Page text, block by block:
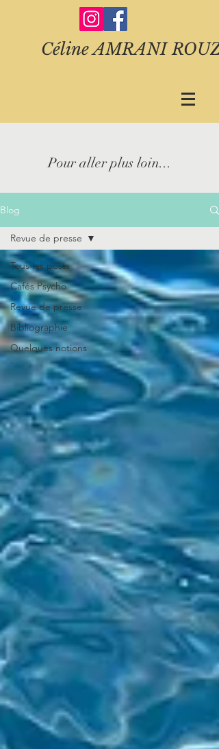
Céline AMRANI
Pour aller plus loin...
Blog
Tous les posts
Cafés Psycho
Revue de presse
Bibliographie
Quelques notions
...
Revue de presse